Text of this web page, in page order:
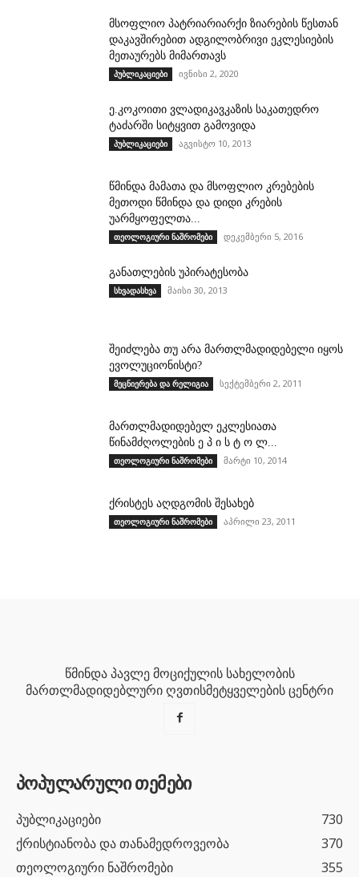
მსოფლიო პატრიარიარქი ზიარების წესთან
დაკავშირებით ადგილობრივი ეკლესიების
მეთაურებს მიმართავს
პუბლიკაციები ივნისი 2, 2020
ე.კოკოითი ვლადიკავკაზის საკათედრო
ტაძარში სიტყვით გამოვიდა
პუბლიკაციები აგვისტო 10, 2013
წმინდა მამათა და მსოფლიო კრებების
მეთოდი წმინდა და დიდი კრების
უარმყოფელთა...
თეოლოგიური ნაშრომები დეკემბერი 5, 2016
განათლების უპირატესობა
სხვადასხვა მაისი 30, 2013
შეიძლება თუ არა მართლმადიდებელი იყოს
ევოლუციონისტი?
მეცნიერება და რელიგია სექტემბერი 2, 2011
მართლმადიდებელ ეკლესიათა
წინამძღოლების ე პ ი ს ტ ო ლ...
თეოლოგიური ნაშრომები მარტი 10, 2014
ქრისტეს აღდგომის შესახებ
თეოლოგიური ნაშრომები აპრილი 23, 2011
წმინდა პავლე მოციქულის სახელობის
მართლმადიდებლური ღვთისმეტყველების ცენტრი
პოპულარული თემები
პუბლიკაციები
730
ქრისტიანობა და თანამედროვეობა
370
თეოლოგიური ნაშრომები
355